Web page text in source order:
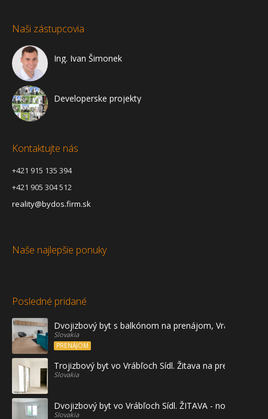
Naši zástupcovia
Ing. Ivan Šimonek
Developerske projekty
Kontaktujte nás
+421 915 135 394
+421 905 304 512
reality@bydos.firm.sk
Naše najlepšie ponuky
Posledné pridané
Dvojizbový byt s balkónom na prenájom, Vráble
Slovakia
PRENÁJOM
Trojizbový byt vo Vrábľoch Sídl. Žitava na predaj - prvé
Slovakia
Dvojizbový byt vo Vrábľoch Sídl. ŽITAVA - novostavba
Slovakia